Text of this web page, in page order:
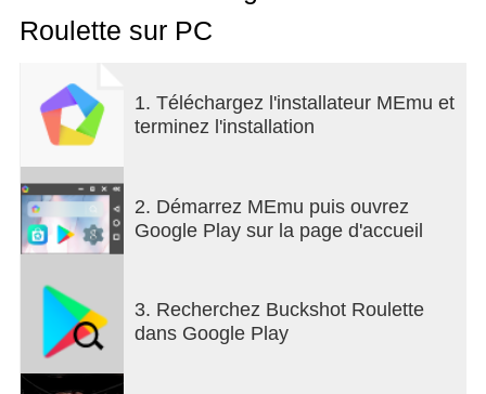
Roulette sur PC
1. Téléchargez l'installateur MEmu et
terminez l'installation
2. Démarrez MEmu puis ouvrez
Google Play sur la page d'accueil
3. Recherchez Buckshot Roulette
dans Google Play